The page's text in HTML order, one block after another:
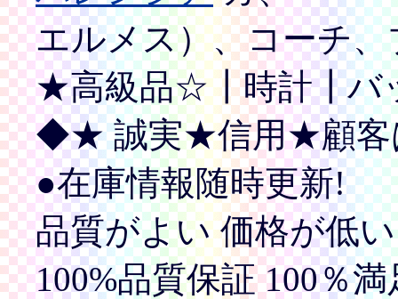
エルメス）、コーチ
★高級品☆┃時計┃バ
◆★ 誠実★信用★顧客
●在庫情報随時更新!
品質がよい 価格が低
100%品質保証 100％